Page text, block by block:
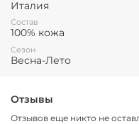
Италия
Состав
100% кожа
Сезон
Весна-Лето
Отзывы
Отзывов еще никто не